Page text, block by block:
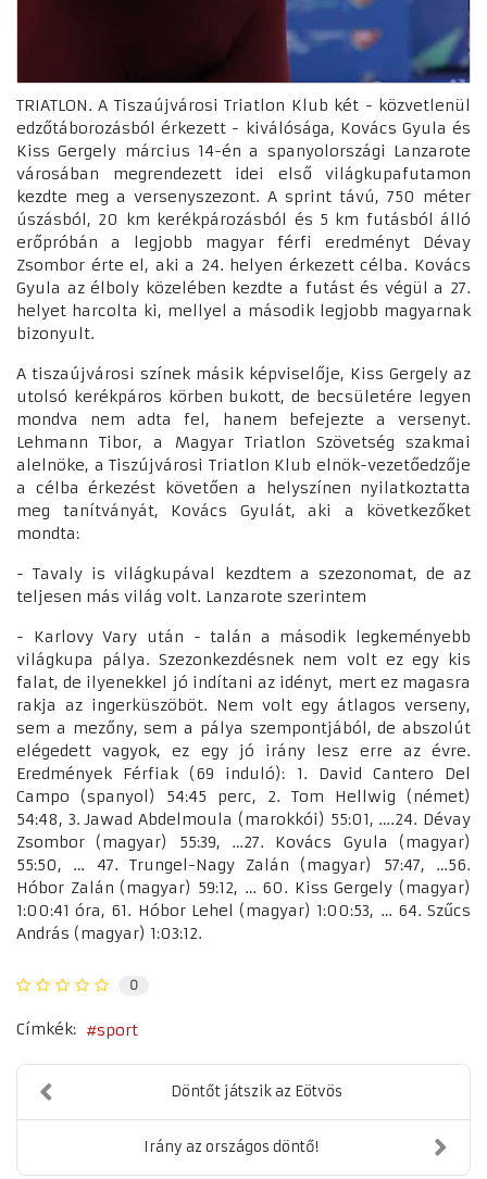
TRIATLON. A Tiszaújvárosi Triatlon Klub két - közvetlenül
edzőtáborozásból érkezett - kiválósága, Kovács Gyula és
Kiss Gergely március 14-én a spanyolországi Lanzarote
városában megrendezett idei első világkupafutamon
kezdte meg a versenyszezont. A sprint távú, 750 méter
úszásból, 20 km kerékpározásból és 5 km futásból álló
erőpróbán a legjobb magyar férfi eredményt Dévay
Zsombor érte el, aki a 24. helyen érkezett célba. Kovács
Gyula az élboly közelében kezdte a futást és végül a 27.
helyet harcolta ki, mellyel a második legjobb magyarnak
bizonyult.
A tiszaújvárosi színek másik képviselője, Kiss Gergely az
utolsó kerékpáros körben bukott, de becsületére legyen
mondva nem adta fel, hanem befejezte a versenyt.
Lehmann Tibor, a Magyar Triatlon Szövetség szakmai
alelnöke, a Tiszújvárosi Triatlon Klub elnök-vezetőedzője
a célba érkezést követően a helyszínen nyilatkoztatta
meg tanítványát, Kovács Gyulát, aki a következőket
mondta:
- Tavaly is világkupával kezdtem a szezonomat, de az
teljesen más világ volt. Lanzarote szerintem
- Karlovy Vary után - talán a második legkeményebb
világkupa pálya. Szezonkezdésnek nem volt ez egy kis
falat, de ilyenekkel jó indítani az idényt, mert ez magasra
rakja az ingerküszöböt. Nem volt egy átlagos verseny,
sem a mezőny, sem a pálya szempontjából, de abszolút
elégedett vagyok, ez egy jó irány lesz erre az évre.
Eredmények Férfiak (69 induló): 1. David Cantero Del
Campo (spanyol) 54:45 perc, 2. Tom Hellwig (német)
54:48, 3. Jawad Abdelmoula (marokkói) 55:01, ….24. Dévay
Zsombor (magyar) 55:39, …27. Kovács Gyula (magyar)
55:50, … 47. Trungel-Nagy Zalán (magyar) 57:47, …56.
Hóbor Zalán (magyar) 59:12, … 60. Kiss Gergely (magyar)
1:00:41 óra, 61. Hóbor Lehel (magyar) 1:00:53, … 64. Szűcs
András (magyar) 1:03:12.
0
Címkék: sport
Döntőt játszik az Eötvös
Irány az országos döntő!